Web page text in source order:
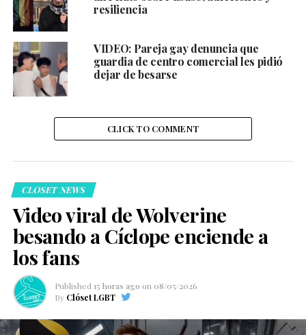
resiliencia
VIDEO: Pareja gay denuncia que
guardia de centro comercial les pidió
dejar de besarse
CLICK TO COMMENT
CLOSET NEWS
Video viral de Wolverine
besando a Cíclope enciende a
los fans
Published 15 horas ago on 08/05/2026
By Clóset LGBT